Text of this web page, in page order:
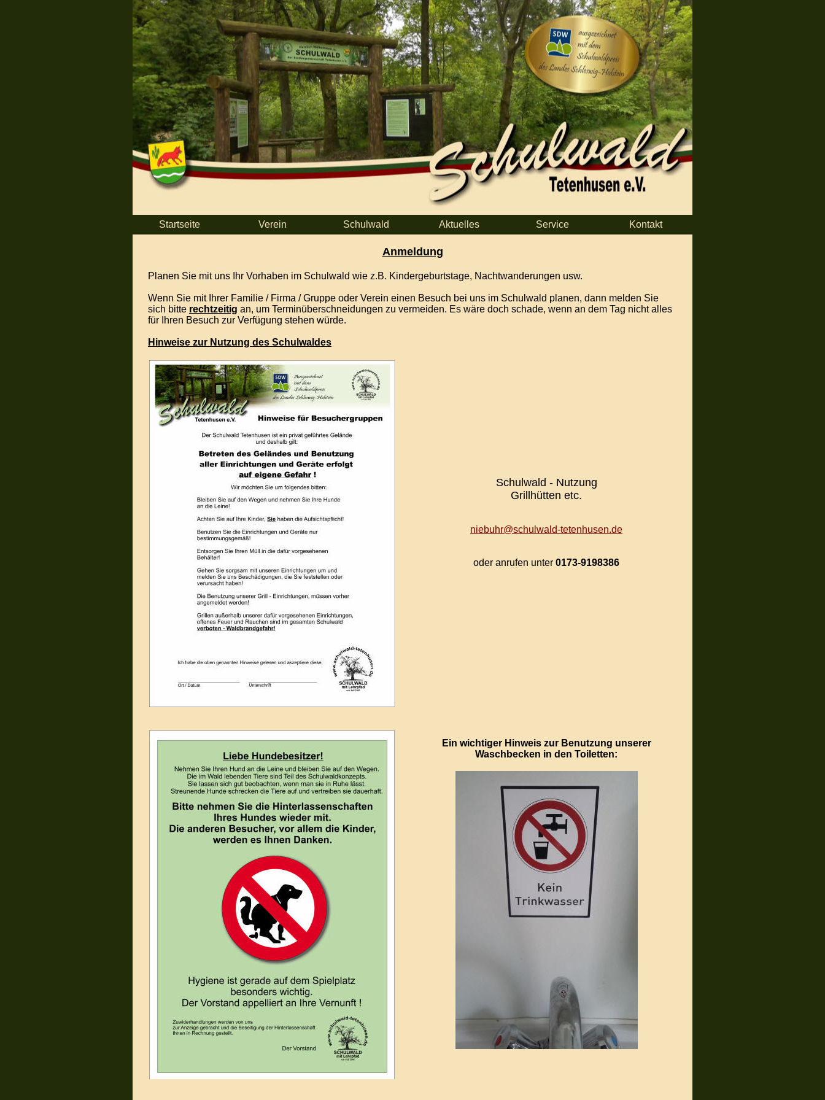
Startseite Verein Schulwald Aktuelles Service Kontakt
Anmeldung
Planen Sie mit uns Ihr Vorhaben im Schulwald wie z.B. Kindergeburtstage, Nachtwanderungen usw.
Wenn Sie mit Ihrer Familie / Firma / Gruppe oder Verein einen Besuch bei uns im Schulwald planen, dann melden Sie
sich bitte rechtzeitig an, um Terminüberschneidungen zu vermeiden. Es wäre doch schade, wenn an dem Tag nicht alles
für Ihren Besuch zur Verfügung stehen würde.
Hinweise zur Nutzung des Schulwaldes
Schulwald - Nutzung
Grillhütten etc.
niebuhr@schulwald-tetenhusen.de
oder anrufen unter 0173-9198386
Ein wichtiger Hinweis zur Benutzung unserer
Waschbecken in den Toiletten: